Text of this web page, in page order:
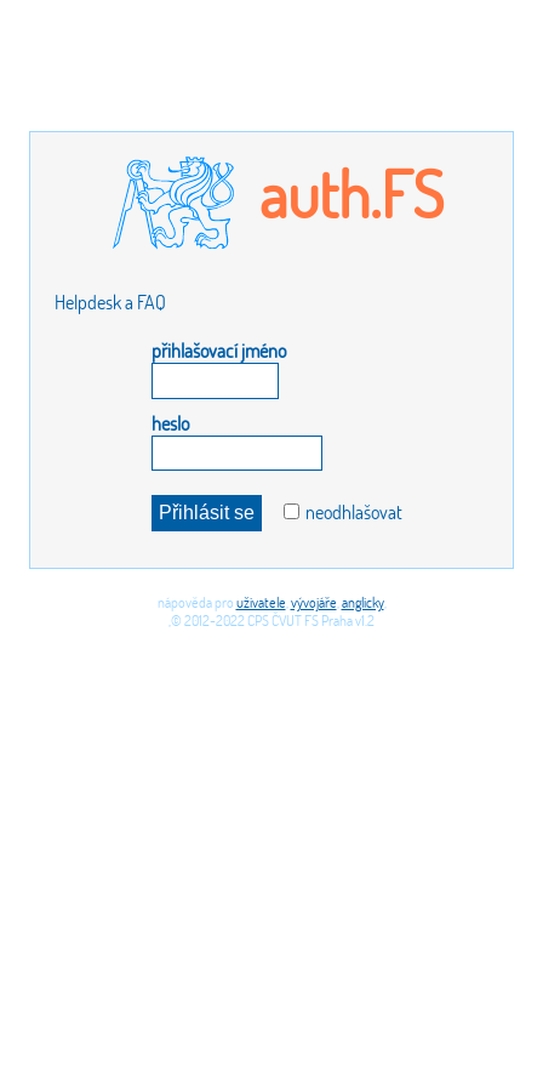
auth.FS
Helpdesk a FAQ
přihlašovací jméno
heslo
neodhlašovat
nápověda pro uživatele vývojáře anglicky,
,© 2012-2022 CPS ČVUT FS Praha v1.2